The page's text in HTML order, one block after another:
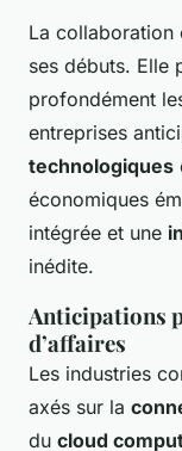
La collaboration
ses débuts. Elle
profondément
entreprises
technologiques
économiques
intégrée et une
inédite.
Anticipations
d’affaires
Les industries
axés sur la
du cloud